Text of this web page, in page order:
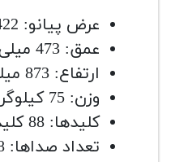
عرض پیانو: 1422 میلی متر
عمق: 473 میلی متر
ارتفاع: 873 میلی متر
وزن: 75 کیلوگرم
کلیدها: 88 کلید
تعداد صداها: 128